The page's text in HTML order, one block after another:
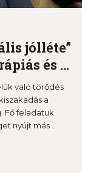
jólléte”
és ...
való törődés
a
Fő feladatuk
nyújt más ...